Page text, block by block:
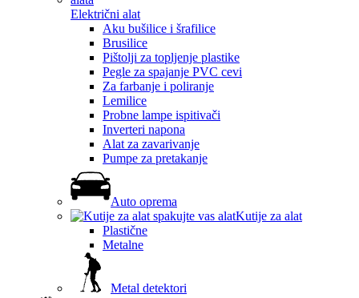
Električni alat
Aku bušilice i šrafilice
Brusilice
Pištolji za topljenje plastike
Pegle za spajanje PVC cevi
Za farbanje i poliranje
Lemilice
Probne lampe ispitivači
Inverteri napona
Alat za zavarivanje
Pumpe za pretakanje
Auto oprema
Kutije za alat
Plastične
Metalne
Metal detektori